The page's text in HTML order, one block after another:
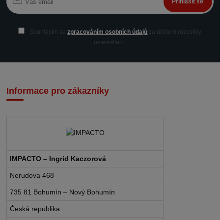
Souhlasím sezpracováním osobních údajů za účelem rozesílky
newsletteru.
Informace pro zákazníky
IMPACTO – Ingrid Kaczorová
Nerudova 468
735 81 Bohumín – Nový Bohumín
Česká republika